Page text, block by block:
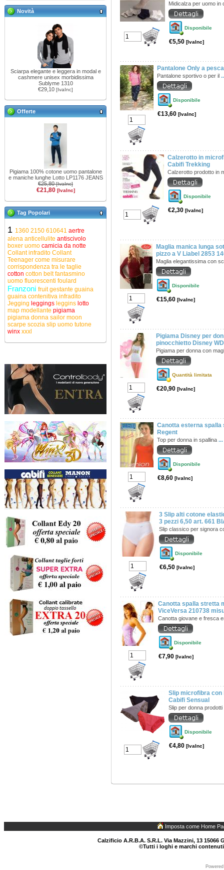
Novità
Sciarpa elegante e leggera in modal e
cashmere unisex morbidissima
Sublyme 1310
€29,10 [IvaInc]
Offerte
Pigiama 100% cotone uomo pantalone
e maniche lunghe Lotto LP1176 JEANS
€25,80[IvaInc]
€21,80 [IvaInc]
Tag Popolari
1 1360 2150 610641 aertre
alena anticellulite antiscivolo
boxer uomo camicia da notte
Collant infradito Collant
Teenager come misurare
corrispondenza tra le taglie
cotton cotton beltfantasmino
uomo fluorescenti foulard
Franzoni fruitgestante guaina
guaina contenitiva infradito
Jegging leggings leggins lotto
map modellante pigiama
pigiama donna sailor moon
scarpe scozia slip uomo tutone
winx xxxl
Midicalza per uomo in
Disponibile
€5,50 [IvaInc]
Pantalone Only a
Pantalone sportivo o per il
Disponibile
€13,60 [IvaInc]
Calzerotto in
Cabifi Trekking
Calzerotto prodotto in
Disponibile
€2,30 [IvaInc]
Maglia manica lunga
pizzo a V Liabel 2853
Maglia elegantissima con
Disponibile
€15,60 [IvaInc]
Pigiama Disney per
pinocchietto Disney
Pigiama per donna con
Quantità limitata
€20,90 [IvaInc]
Canotta esterna
Regent
Top per donna in spallina ...
Disponibile
€8,60 [IvaInc]
3 Slip alti cotone
3 pezzi 6,50 art. 661
Slip classico per signora
Disponibile
€6,50 [IvaInc]
Canotta spalla stretta
ViceVersa 210738
Canotta giovane e fresca
Disponibile
€7,90 [IvaInc]
Slip microfibra con
Cabifi Sensual
Slip per donna
Disponibile
€4,80 [IvaInc]
Imposta come Home
Calzificio A.R.B.A. S.R.L. Via Mazzini, 13 15066
©Tutti i loghi e marchi